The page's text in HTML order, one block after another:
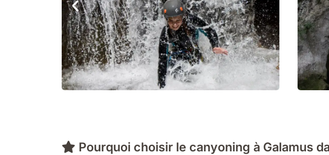
Pourquoi choisir le canyoning à Galamus